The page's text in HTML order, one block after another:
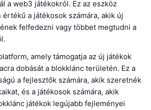
a web3 játékokról. Ez az eszköz
a játékosok számára, akik új
felfedezni vagy többet megtudni a
amely támogatja az új játékok
dobását a blokklánc területén. Ez a
a fejlesztők számára, akik szeretnék
és a játékosok számára, akik
játékok legújabb fejleményei